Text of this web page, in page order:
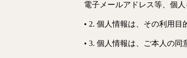
電子メールアドレス等、個
• 2. 個人情報は、その利用目
• 3. 個人情報は、ご本人の